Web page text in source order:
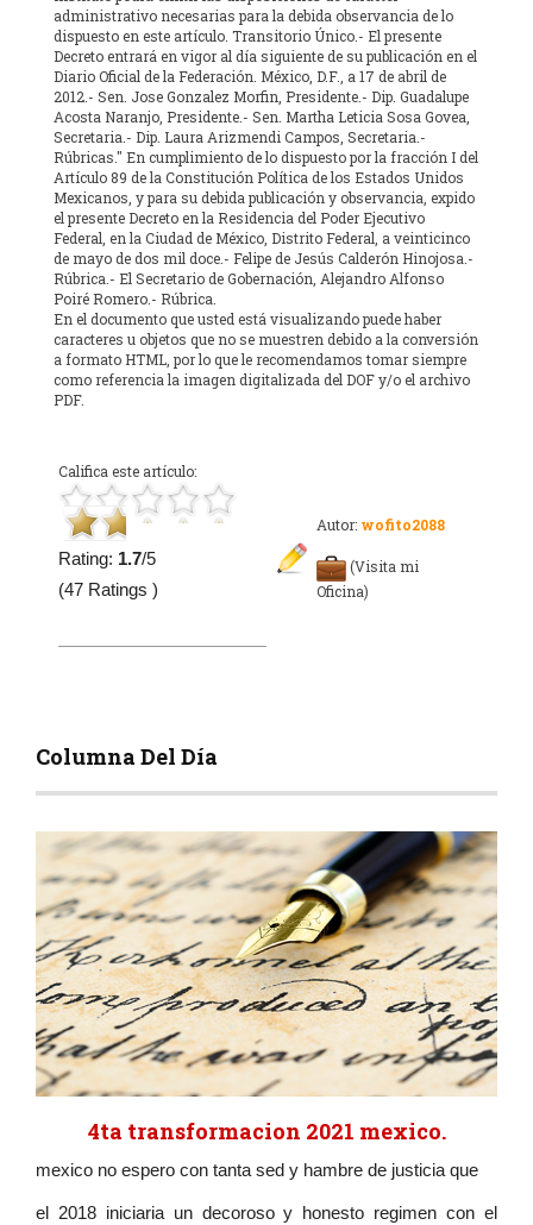
En el documento que usted está visualizando puede haber
caracteres u objetos que no se muestren debido a la conversión
a formato HTML, por lo que le recomendamos tomar siempre
como referencia la imagen digitalizada del DOF y/o el archivo
PDF.
Califica este artículo:
Rating: 1.7/5
(47 Ratings )
Autor: wofito2088
(Visita mi
Oficina)
Columna Del Día
4ta transformacion 2021 mexico.
mexico no espero con tanta sed y hambre de justicia que
el 2018 iniciaria un decoroso y honesto regimen con el